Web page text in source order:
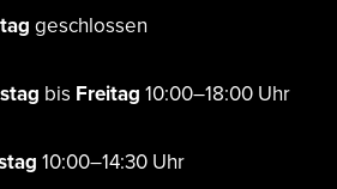
geschlossen
bis Freitag 10:00–18:00 Uhr
10:00–14:30 Uhr